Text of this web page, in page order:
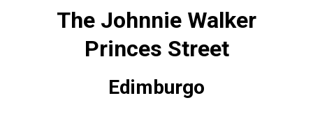
The Johnnie Walker
Princes Street
Edimburgo